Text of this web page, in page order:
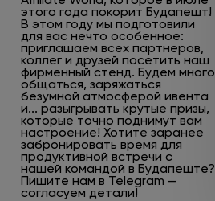
этого года покорит Будапешт!
В этом году мы подготовили
для вас нечто особенное:
приглашаем всех партнеров,
коллег и друзей посетить наш
фирменный стенд. Будем много
общаться, заряжаться
безумной атмосферой ивента
и... разыгрывать крутые призы,
которые точно поднимут вам
настроение! Хотите заранее
забронировать время для
продуктивной встречи с
нашей командой в Будапеште?
Пишите нам в Telegram —
согласуем детали!